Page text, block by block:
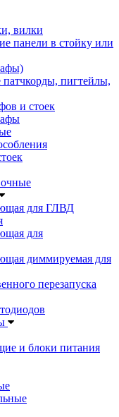
вилки
панели в стойку или
пигтейлы,
и стоек
для ГЛВД
для
диммируемая для
перезапуска
и блоки питания